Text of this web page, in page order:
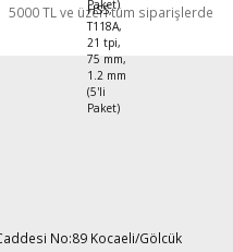
5000 TL ve üzeri tüm siparişlerde
No:89 Kocaeli/Gölcük